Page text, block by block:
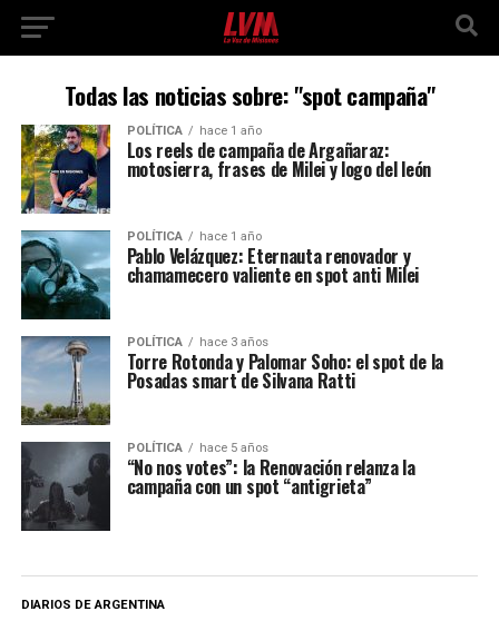
Todas las noticias sobre: "spot campaña"
POLÍTICA hace 1 año
Los reels de campaña de Argañaraz:
motosierra, frases de Milei y logo del león
POLÍTICA hace 1 año
Pablo Velázquez: Eternauta renovador y
chamamecero valiente en spot anti Milei
POLÍTICA hace 3 años
Torre Rotonda y Palomar Soho: el spot de la
Posadas smart de Silvana Ratti
POLÍTICA hace 5 años
“No nos votes”: la Renovación relanza la
campaña con un spot “antigrieta”
DIARIOS DE ARGENTINA